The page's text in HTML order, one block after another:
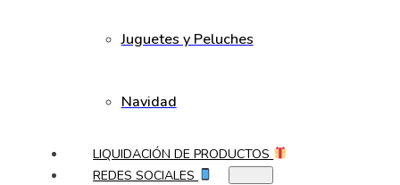
Juguetes y Peluches
Navidad
LIQUIDACIÓN DE PRODUCTOS
REDES SOCIALES